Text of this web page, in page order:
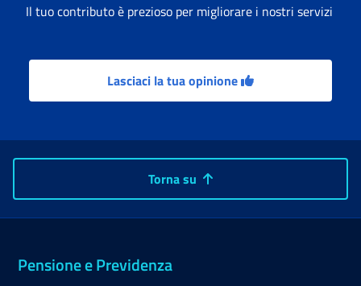
Il tuo contributo è prezioso per migliorare i nostri servizi
Lasciaci la tua opinione
Torna su
Pensione e Previdenza